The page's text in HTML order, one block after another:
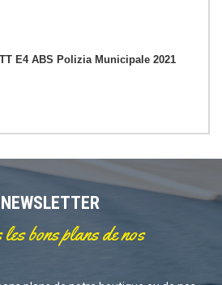
E4 ABS Polizia Municipale 2021
bons plans de nos